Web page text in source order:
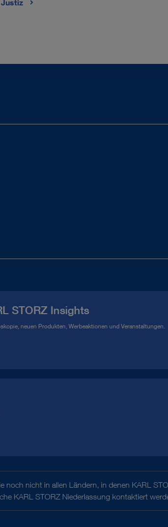
STORZ Insights
neuen Produkten, Werbeaktionen und Veranstaltungen.
nicht in allen Ländern, in denen KARL
KARL STORZ Niederlassung kontaktiert